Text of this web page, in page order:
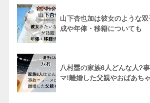
山下杏也加は彼女のような
成や年俸・移籍についても
八村塁の家族6人どんな人?
マ!離婚した父親やおばあち